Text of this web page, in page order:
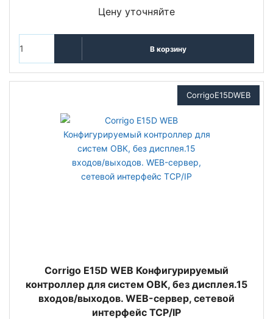
Цену уточняйте
В корзину
CorrigoE15DWEB
Corrigo E15D WEB Конфигурируемый
контроллер для систем ОВК, без дисплея.15
входов/выходов. WEB-сервер, сетевой
интерфейс TCP/IP